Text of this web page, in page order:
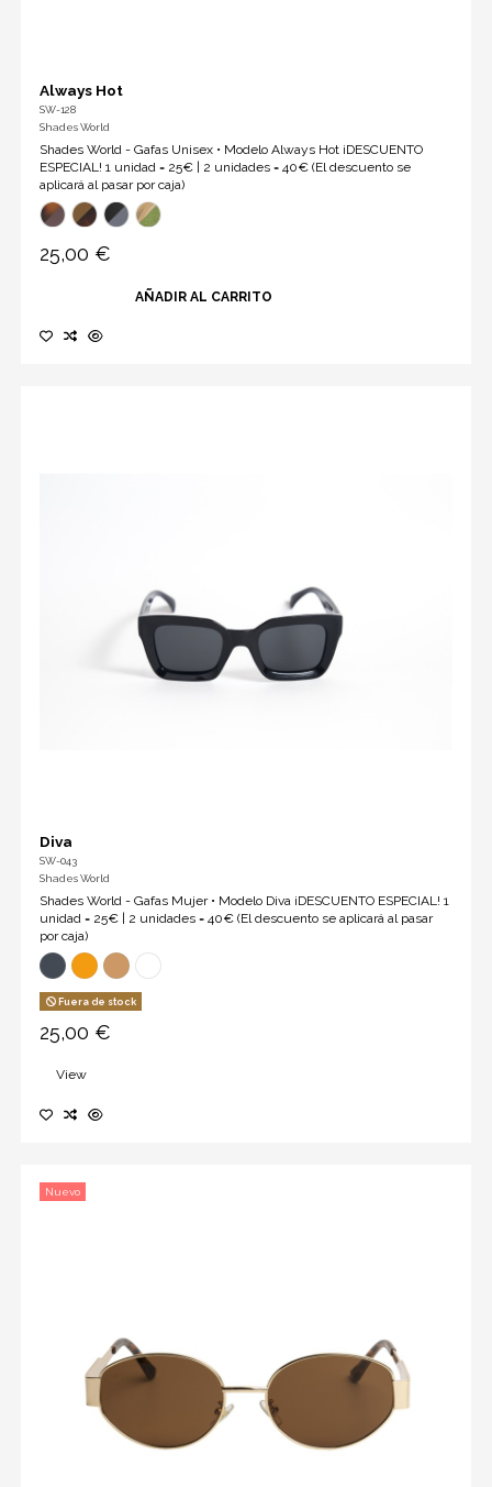
Always Hot
SW-128
Shades World
Shades World - Gafas Unisex • Modelo Always Hot ¡DESCUENTO
ESPECIAL! 1 unidad = 25€ | 2 unidades = 40€ (El descuento se
aplicará al pasar por caja)
25,00 €
AÑADIR AL CARRITO
Diva
SW-043
Shades World
Shades World - Gafas Mujer • Modelo Diva ¡DESCUENTO ESPECIAL! 1
unidad = 25€ | 2 unidades = 40€ (El descuento se aplicará al pasar
por caja)
Fuera de stock
25,00 €
View
Nuevo